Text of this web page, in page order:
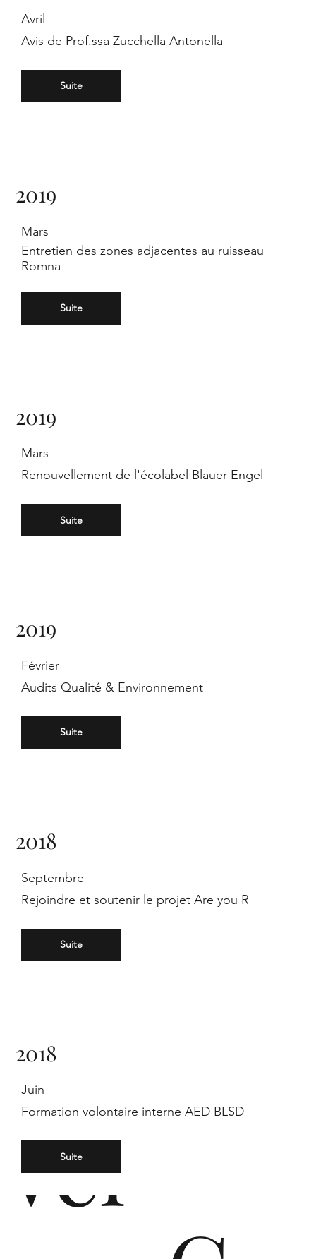
Avril
Avis de Prof.ssa Zucchella Antonella
Suite
2019
Mars
Entretien des zones adjacentes au ruisseau
Romna
Suite
2019
Mars
Renouvellement de l'écolabel Blauer Engel
Suite
2019
Février
Audits Qualité & Environnement
Suite
2018
Septembre
Rejoindre et soutenir le projet Are you R
Suite
2018
Juin
Formation volontaire interne AED BLSD
Suite
in
Eu
ro
pe,
sta
rts
an
d
de
vel